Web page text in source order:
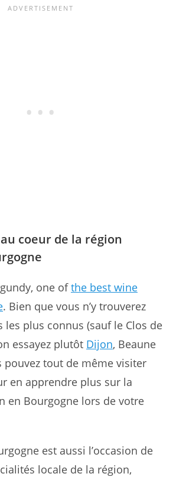
coeur de la région
one ofthe best wine
. Bien que vous n’y trouverez
les plus connus (sauf le Clos de
essayez plutôt Dijon, Beaune
pouvez tout de même visiter
en apprendre plus sur la
en Bourgogne lors de votre
est aussi l’occasion de
locale de la région,